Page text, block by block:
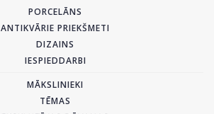
PORCELĀNS
ANTIKVĀRIE PRIEKŠMETI
DIZAINS
IESPIEDDARBI
MĀKSLINIEKI
TĒMAS